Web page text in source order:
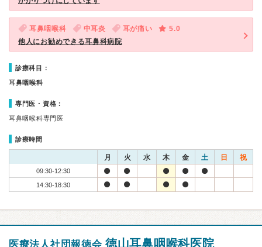
耳鼻咽喉科 中耳炎 耳が痛い
5.0
他人にお勧めできる耳鼻科病院
診療科目：
耳鼻咽喉科
専門医・資格：
耳鼻咽喉科専門医
診療時間
月 火 水 木 金 土 日 祝
09:30-12:30
14:30-18:30
医療法人社団報徳会 徳山耳鼻咽喉科医院